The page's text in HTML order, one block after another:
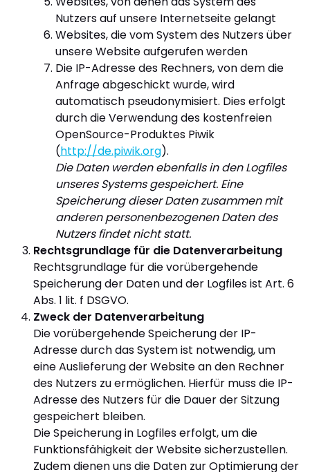
Nutzers auf unsere Internetseite gelangt
Websites, die vom System des Nutzers über
unsere Website aufgerufen werden
Die IP-Adresse des Rechners, von dem die
Anfrage abgeschickt wurde, wird
automatisch pseudonymisiert. Dies erfolgt
durch die Verwendung des kostenfreien
OpenSource-Produktes Piwik
(http://de.piwik.org).
Die Daten werden ebenfalls in den Logfiles
unseres Systems gespeichert. Eine
Speicherung dieser Daten zusammen mit
anderen personenbezogenen Daten des
Nutzers findet nicht statt.
Rechtsgrundlage für die Datenverarbeitung
Rechtsgrundlage für die vorübergehende
Speicherung der Daten und der Logfiles ist Art. 6
Abs. 1 lit. f DSGVO.
Zweck der Datenverarbeitung
Die vorübergehende Speicherung der IP-
Adresse durch das System ist notwendig, um
eine Auslieferung der Website an den Rechner
des Nutzers zu ermöglichen. Hierfür muss die IP-
Adresse des Nutzers für die Dauer der Sitzung
gespeichert bleiben.
Die Speicherung in Logfiles erfolgt, um die
Funktionsfähigkeit der Website sicherzustellen.
Zudem dienen uns die Daten zur Optimierung der